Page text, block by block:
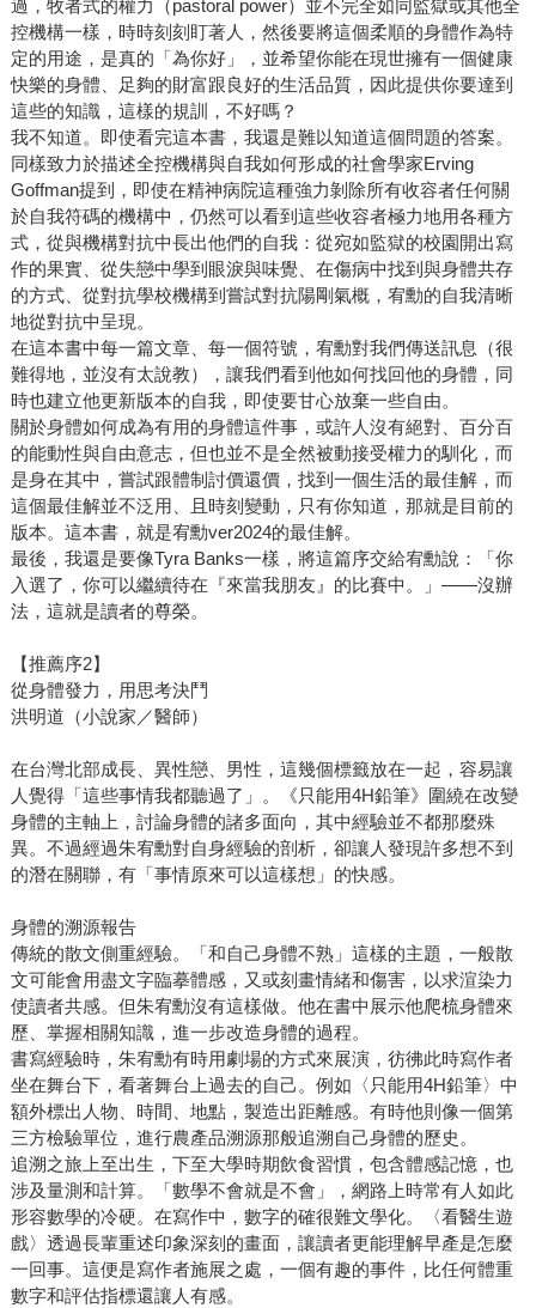
過，牧者式的權力（pastoral power）並不完全如同監獄或其他全
控機構一樣，時時刻刻盯著人，然後要將這個柔順的身體作為特
定的用途，是真的「為你好」，並希望你能在現世擁有一個健康
快樂的身體、足夠的財富跟良好的生活品質，因此提供你要達到
這些的知識，這樣的規訓，不好嗎？
我不知道。即使看完這本書，我還是難以知道這個問題的答案。
同樣致力於描述全控機構與自我如何形成的社會學家Erving
Goffman提到，即使在精神病院這種強力剝除所有收容者任何關
於自我符碼的機構中，仍然可以看到這些收容者極力地用各種方
式，從與機構對抗中長出他們的自我：從宛如監獄的校園開出寫
作的果實、從失戀中學到眼淚與味覺、在傷病中找到與身體共存
的方式、從對抗學校機構到嘗試對抗陽剛氣概，宥勳的自我清晰
地從對抗中呈現。
在這本書中每一篇文章、每一個符號，宥勳對我們傳送訊息（很
難得地，並沒有太說教），讓我們看到他如何找回他的身體，同
時也建立他更新版本的自我，即使要甘心放棄一些自由。
關於身體如何成為有用的身體這件事，或許人沒有絕對、百分百
的能動性與自由意志，但也並不是全然被動接受權力的馴化，而
是身在其中，嘗試跟體制討價還價，找到一個生活的最佳解，而
這個最佳解並不泛用、且時刻變動，只有你知道，那就是目前的
版本。這本書，就是宥勳ver2024的最佳解。
最後，我還是要像Tyra Banks一樣，將這篇序交給宥勳說：「你
入選了，你可以繼續待在『來當我朋友』的比賽中。」——沒辦
法，這就是讀者的尊榮。
【推薦序2】
從身體發力，用思考決鬥
洪明道（小說家／醫師）
在台灣北部成長、異性戀、男性，這幾個標籤放在一起，容易讓
人覺得「這些事情我都聽過了」。《只能用4H鉛筆》圍繞在改變
身體的主軸上，討論身體的諸多面向，其中經驗並不都那麼殊
異。不過經過朱宥勳對自身經驗的剖析，卻讓人發現許多想不到
的潛在關聯，有「事情原來可以這樣想」的快感。
身體的溯源報告
傳統的散文側重經驗。「和自己身體不熟」這樣的主題，一般散
文可能會用盡文字臨摹體感，又或刻畫情緒和傷害，以求渲染力
使讀者共感。但朱宥勳沒有這樣做。他在書中展示他爬梳身體來
歷、掌握相關知識，進一步改造身體的過程。
書寫經驗時，朱宥勳有時用劇場的方式來展演，彷彿此時寫作者
坐在舞台下，看著舞台上過去的自己。例如〈只能用4H鉛筆〉中
額外標出人物、時間、地點，製造出距離感。有時他則像一個第
三方檢驗單位，進行農產品溯源那般追溯自己身體的歷史。
追溯之旅上至出生，下至大學時期飲食習慣，包含體感記憶，也
涉及量測和計算。「數學不會就是不會」，網路上時常有人如此
形容數學的冷硬。在寫作中，數字的確很難文學化。〈看醫生遊
戲〉透過長輩重述印象深刻的畫面，讓讀者更能理解早產是怎麼
一回事。這便是寫作者施展之處，一個有趣的事件，比任何體重
數字和評估指標還讓人有感。